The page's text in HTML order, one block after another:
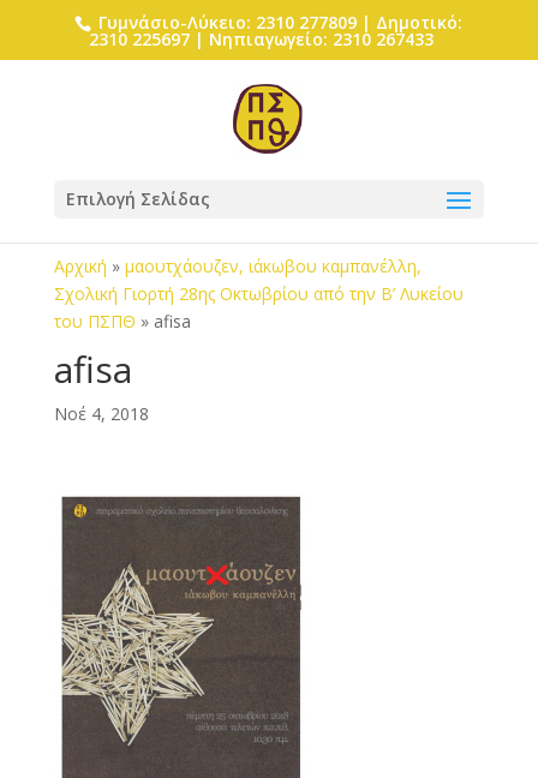
Γυμνάσιο-Λύκειο: 2310 277809 | Δημοτικό:
2310 225697 | Νηπιαγωγείο: 2310 267433
Επιλογή Σελίδας
Αρχική » μαουτχάουζεν, ιάκωβου καμπανέλλη,
Σχολική Γιορτή 28ης Οκτωβρίου από την Β’ Λυκείου
του ΠΣΠΘ » afisa
afisa
Νοέ 4, 2018